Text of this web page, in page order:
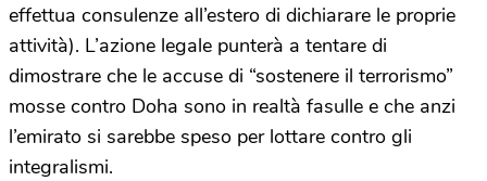
effettua consulenze all’estero di dichiarare le proprie
attività). L’azione legale punterà a tentare di
dimostrare che le accuse di “sostenere il terrorismo”
mosse contro Doha sono in realtà fasulle e che anzi
l’emirato si sarebbe speso per lottare contro gli
integralismi.